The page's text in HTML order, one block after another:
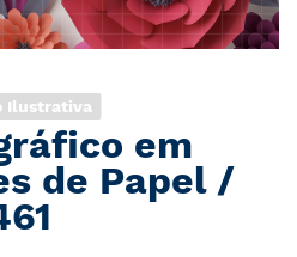
Ilustrativa
em
de Papel /